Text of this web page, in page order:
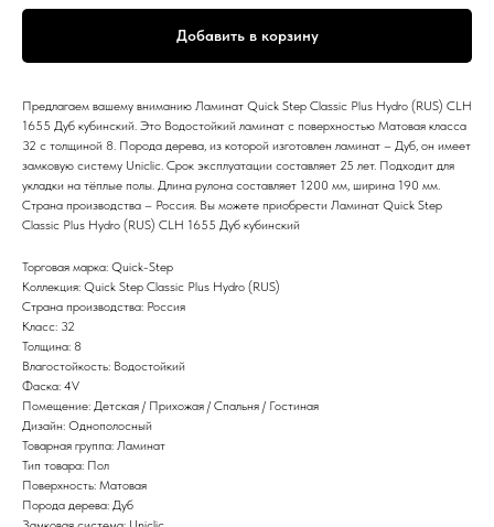
Добавить в корзину
Предлагаем вашему вниманию Ламинат Quick Step Classic Plus Hydro (RUS) CLH
1655 Дуб кубинский. Это Водостойкий ламинат с поверхностью Матовая класса
32 с толщиной 8. Порода дерева, из которой изготовлен ламинат – Дуб, он имеет
замковую систему Uniclic. Срок эксплуатации составляет 25 лет. Подходит для
укладки на тёплые полы. Длина рулона составляет 1200 мм, ширина 190 мм.
Страна производства – Россия. Вы можете приобрести Ламинат Quick Step
Classic Plus Hydro (RUS) CLH 1655 Дуб кубинский
Торговая марка: Quick-Step
Коллекция: Quick Step Classic Plus Hydro (RUS)
Страна производства: Россия
Класс: 32
Толщина: 8
Влагостойкость: Водостойкий
Фаска: 4V
Помещение: Детская / Прихожая / Спальня / Гостиная
Дизайн: Однополосный
Товарная группа: Ламинат
Тип товара: Пол
Поверхность: Матовая
Порода дерева: Дуб